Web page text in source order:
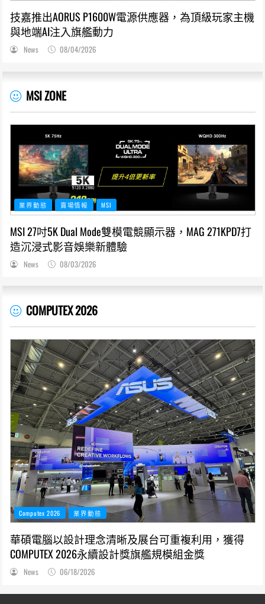
技嘉推出AORUS P1600W電源供應器，為頂級玩家主機
與地端AI注入旗艦動力
News 08/04/2026
MSI ZONE
業界動態 賣場情報 MSI
MSI 27吋5K Dual Mode雙模電競顯示器，MAG 271KPD7打
造沉浸式影音娛樂新體驗
News 08/03/2026
COMPUTEX 2026
Computex 2026 業界動態
華碩電腦以設計理念清晰及展台可重複利用，獲得
COMPUTEX 2026永續設計獎旗艦規模組金獎
News 06/18/2026